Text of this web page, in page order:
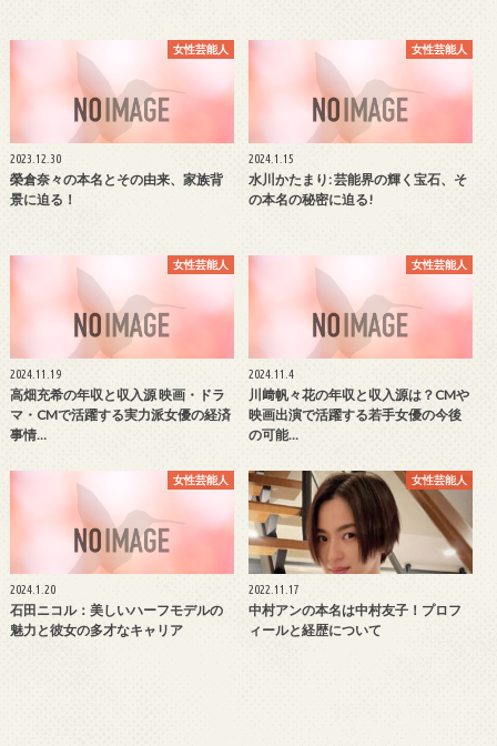
女性芸能人
2023.12.30
榮倉奈々の本名とその由来、家族背
景に迫る！
女性芸能人
2024.1.15
水川かたまり: 芸能界の輝く宝石、そ
の本名の秘密に迫る!
女性芸能人
2024.11.19
高畑充希の年収と収入源 映画・ドラ
マ・CMで活躍する実力派女優の経済
事情…
女性芸能人
2024.11.4
川﨑帆々花の年収と収入源は？CMや
映画出演で活躍する若手女優の今後
の可能…
女性芸能人
2024.1.20
石田ニコル：美しいハーフモデルの
魅力と彼女の多才なキャリア
女性芸能人
2022.11.17
中村アンの本名は中村友子！プロフ
ィールと経歴について